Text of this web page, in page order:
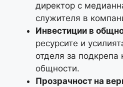
директор с
служителя в
Инвестиции в
ресурсите и
отделя за подкрепа
общности.
Прозрачност на